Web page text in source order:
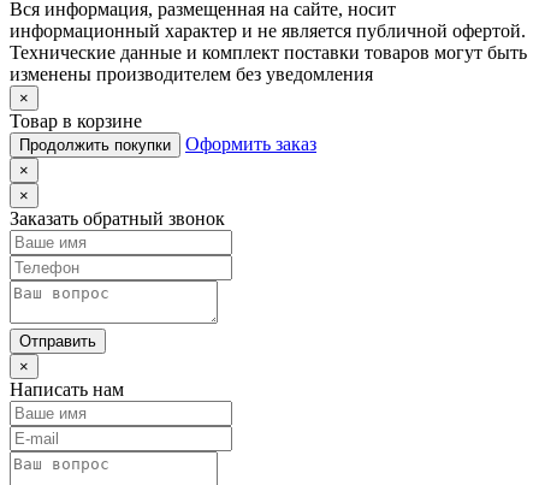
Вся информация, размещенная на сайте, носит
информационный характер и не является публичной офертой.
Технические данные и комплект поставки товаров могут быть
изменены производителем без уведомления
×
Товар в корзине
Продолжить покупки Оформить заказ
×
×
Заказать обратный звонок
Отправить
×
Написать нам